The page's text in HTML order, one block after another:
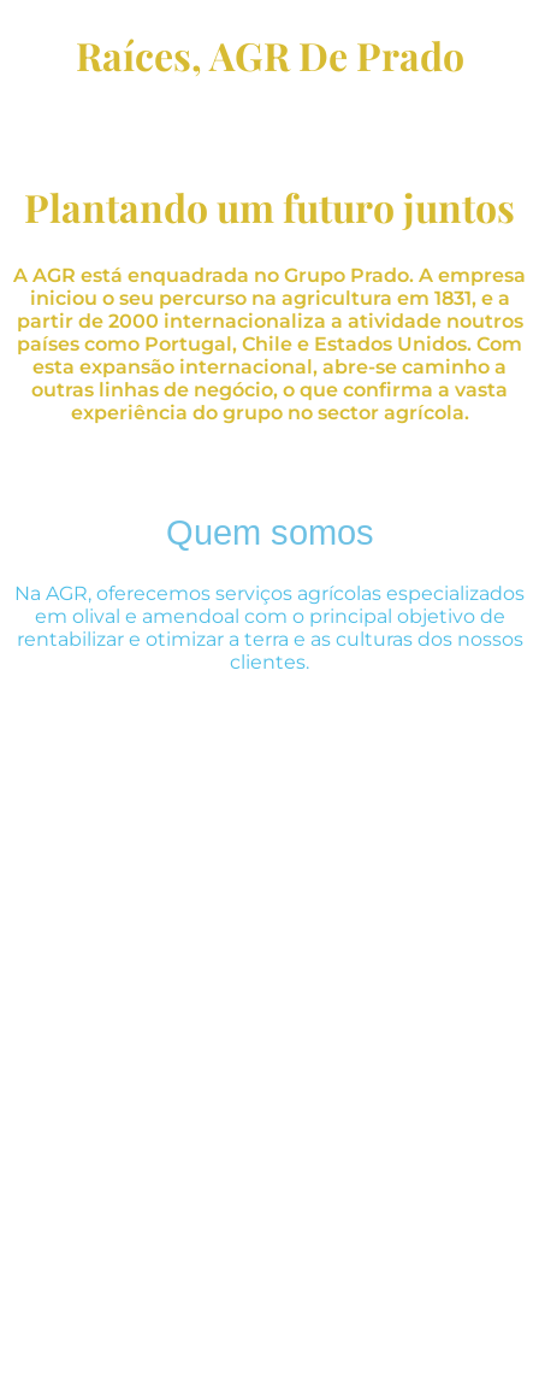
Raíces, AGR De Prado
Plantando um futuro juntos
A AGR está enquadrada no Grupo Prado. A empresa
iniciou o seu percurso na agricultura em 1831, e a
partir de 2000 internacionaliza a atividade noutros
países como Portugal, Chile e Estados Unidos. Com
esta expansão internacional, abre-se caminho a
outras linhas de negócio, o que confirma a vasta
experiência do grupo no sector agrícola.
Quem somos
Na AGR, oferecemos serviços agrícolas especializados
em olival e amendoal com o principal objetivo de
rentabilizar e otimizar a terra e as culturas dos nossos
clientes.